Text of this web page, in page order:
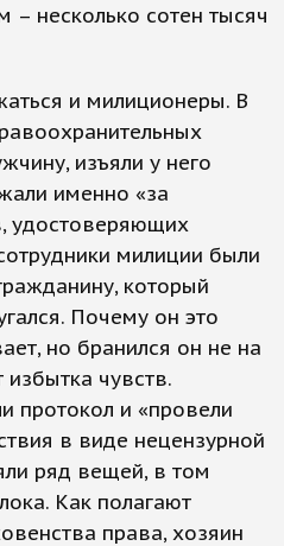
– несколько сотен тысяч
и милиционеры. В
изъяли у него
именно «за
удостоверяющих
милиции были
который
Почему он это
но бранился он не на
избытка чувств.
протокол и «провели
в виде нецензурной
ряд вещей, в том
Как полагают
права, хозяин